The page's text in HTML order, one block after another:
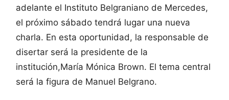
adelante el Instituto Belgraniano de Mercedes,
el próximo sábado tendrá lugar una nueva
charla. En esta oportunidad, la responsable de
disertar será la presidente de la
institución,María Mónica Brown. El tema central
será la figura de Manuel Belgrano.